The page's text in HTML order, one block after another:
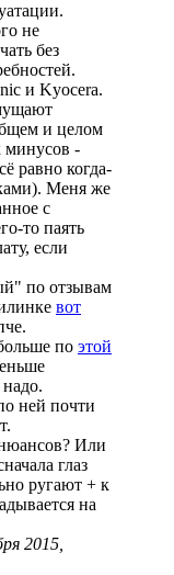
не
без
и Kyocera.
и целом
минусов -
равно когда-
Меня же
с
то паять
если
по отзывам
вот
по этой
ней почти
Или
глаз
ругают + к
на
2015,